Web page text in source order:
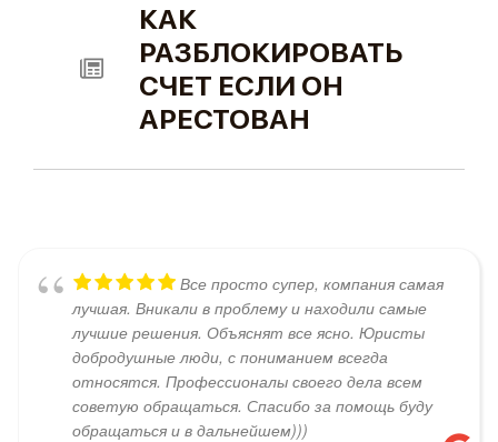
КАК
РАЗБЛОКИРОВАТЬ
СЧЕТ ЕСЛИ ОН
АРЕСТОВАН
Все просто супер, компания самая
лучшая. Вникали в проблему и находили самые
лучшие решения. Объяснят все ясно. Юристы
добродушные люди, с пониманием всегда
относятся. Профессионалы своего дела всем
советую обращаться. Спасибо за помощь буду
обращаться и в дальнейшем)))